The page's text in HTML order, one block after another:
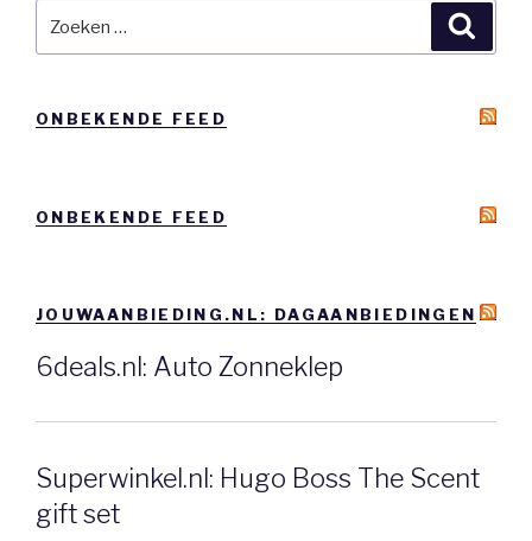
naar:
ONBEKENDE FEED
ONBEKENDE FEED
JOUWAANBIEDING.NL: DAGAANBIEDINGEN
6deals.nl: Auto Zonneklep
Superwinkel.nl: Hugo Boss The Scent
gift set